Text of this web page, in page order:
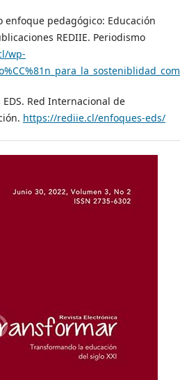
enfoque pedagógico: Educación
REDIIE. Periodismo
wp-
EDS. Red Internacional de
https://rediie.cl/enfoques-eds/